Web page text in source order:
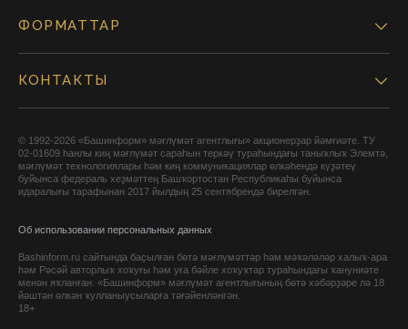
ФОРМАТТАР
КОНТАКТЫ
© 1992-2026 «Башинформ» мәғлүмәт агентлығы» акционерҙар йәмғиәте. ТУ
02-01609 һанлы киң мәғлүмәт сараһын теркәү тураһындағы таныҡлыҡ Элемтә,
мәғлүмәт технологиялары һәм киң коммуникациялар өлкәһендә күҙәтеү
буйынса федераль хеҙмәттең Башҡортостан Республикаһы буйынса
идаралығы тарафынан 2017 йылдың 25 сентябрендә бирелгән.
Об использовании персональных данных
Bashinform.ru сайтында баҫылған бөтә мәғлүмәттәр һәм мәҡәләләр халыҡ-ара
һәм Рәсәй авторлыҡ хоҡуғы һәм уға бәйле хоҡуҡтар тураһындағы ҡануниәте
менән яҡланған. «Башинформ» мәғлүмәт агентлығының бөтә хәбәрҙәре лә 18
йәштән өлкән ҡулланыусыларға тәғәйенләнгән.
18+